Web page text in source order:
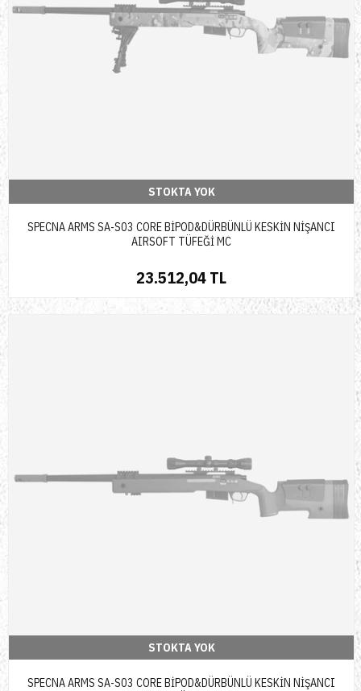
STOKTA YOK
SPECNA ARMS SA-S03 CORE BİPOD&DÜRBÜNLÜ KESKİN NİŞANCI
AIRSOFT TÜFEĞİ MC
23.512,04 TL
STOKTA YOK
SPECNA ARMS SA-S03 CORE BİPOD&DÜRBÜNLÜ KESKİN NİŞANCI